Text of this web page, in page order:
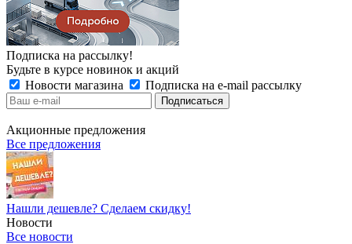
Подписка на рассылку!
Будьте в курсе новинок и акций
Новости магазина
Подписка на e-mail рассылку
Акционные предложения
Все предложения
Нашли дешевле? Сделаем скидку!
Новости
Все новости